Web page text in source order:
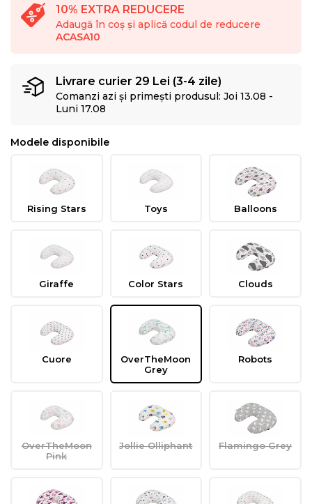
10% EXTRA REDUCERE
Adaugă în coș și aplică codul de reducere
ACASA10
Livrare curier 29 Lei (3-4 zile)
Comanzi azi și primești produsul: Joi 13.08 -
Luni 17.08
Modele disponibile
Rising Stars Toys Balloons
Giraffe Color Stars Clouds
Cuore
OverTheMoon
Grey
Robots
OverTheMoon
Pink
Jollie Olliphant Flamingo Grey